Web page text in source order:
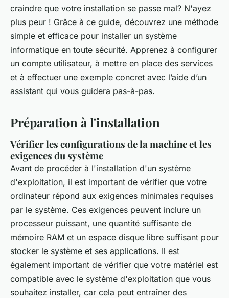
craindre que votre installation se passe mal? N'ayez
plus peur ! Grâce à ce guide, découvrez une méthode
simple et efficace pour installer un système
informatique en toute sécurité. Apprenez à configurer
un compte utilisateur, à mettre en place des services
et à effectuer une exemple concret avec l’aide d’un
assistant qui vous guidera pas-à-pas.
Préparation à l'installation
Vérifier les configurations de la machine et les
exigences du système
Avant de procéder à l'installation d'un système
d'exploitation, il est important de vérifier que votre
ordinateur répond aux exigences minimales requises
par le système. Ces exigences peuvent inclure un
processeur puissant, une quantité suffisante de
mémoire RAM et un espace disque libre suffisant pour
stocker le système et ses applications. Il est
également important de vérifier que votre matériel est
compatible avec le système d'exploitation que vous
souhaitez installer, car cela peut entraîner des